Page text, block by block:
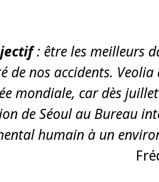
: être les meilleurs
de nos accidents.
mondiale, car dès
de Séoul au Bureau
humain à un